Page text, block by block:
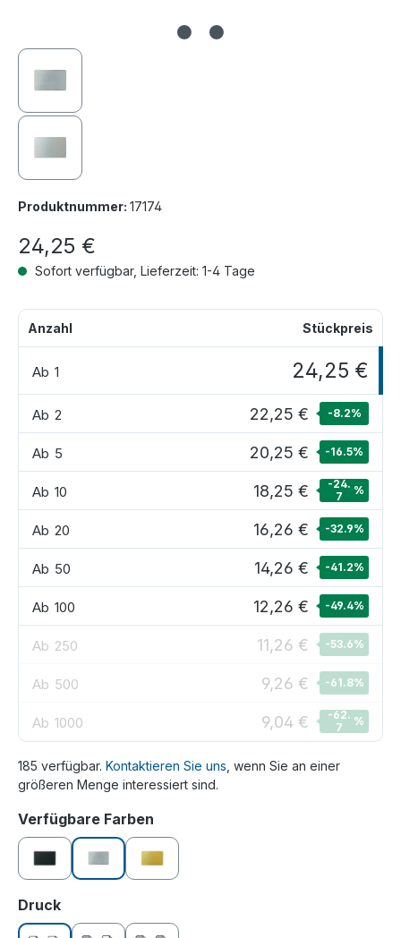
Produktnummer: 17174
24,25 €
Sofort verfügbar, Lieferzeit: 1-4 Tage
Anzahl Stückpreis
Ab 1 24,25 €
Ab 2 22,25 € -8.2%
Ab 5 20,25 € -16.5%
Ab 10 18,25 €
-24.
7
%
Ab 20 16,26 € -32.9%
Ab 50 14,26 € -41.2%
Ab 100 12,26 € -49.4%
Ab 250 11,26 € -53.6%
Ab 500 9,26 € -61.8%
Ab 1000 9,04 €
-62.
7
%
185 verfügbar. Kontaktieren Sie uns , wenn Sie an einer
größeren Menge interessiert sind.
Verfügbare Farben
schwarz silber gold
Druckauswählen